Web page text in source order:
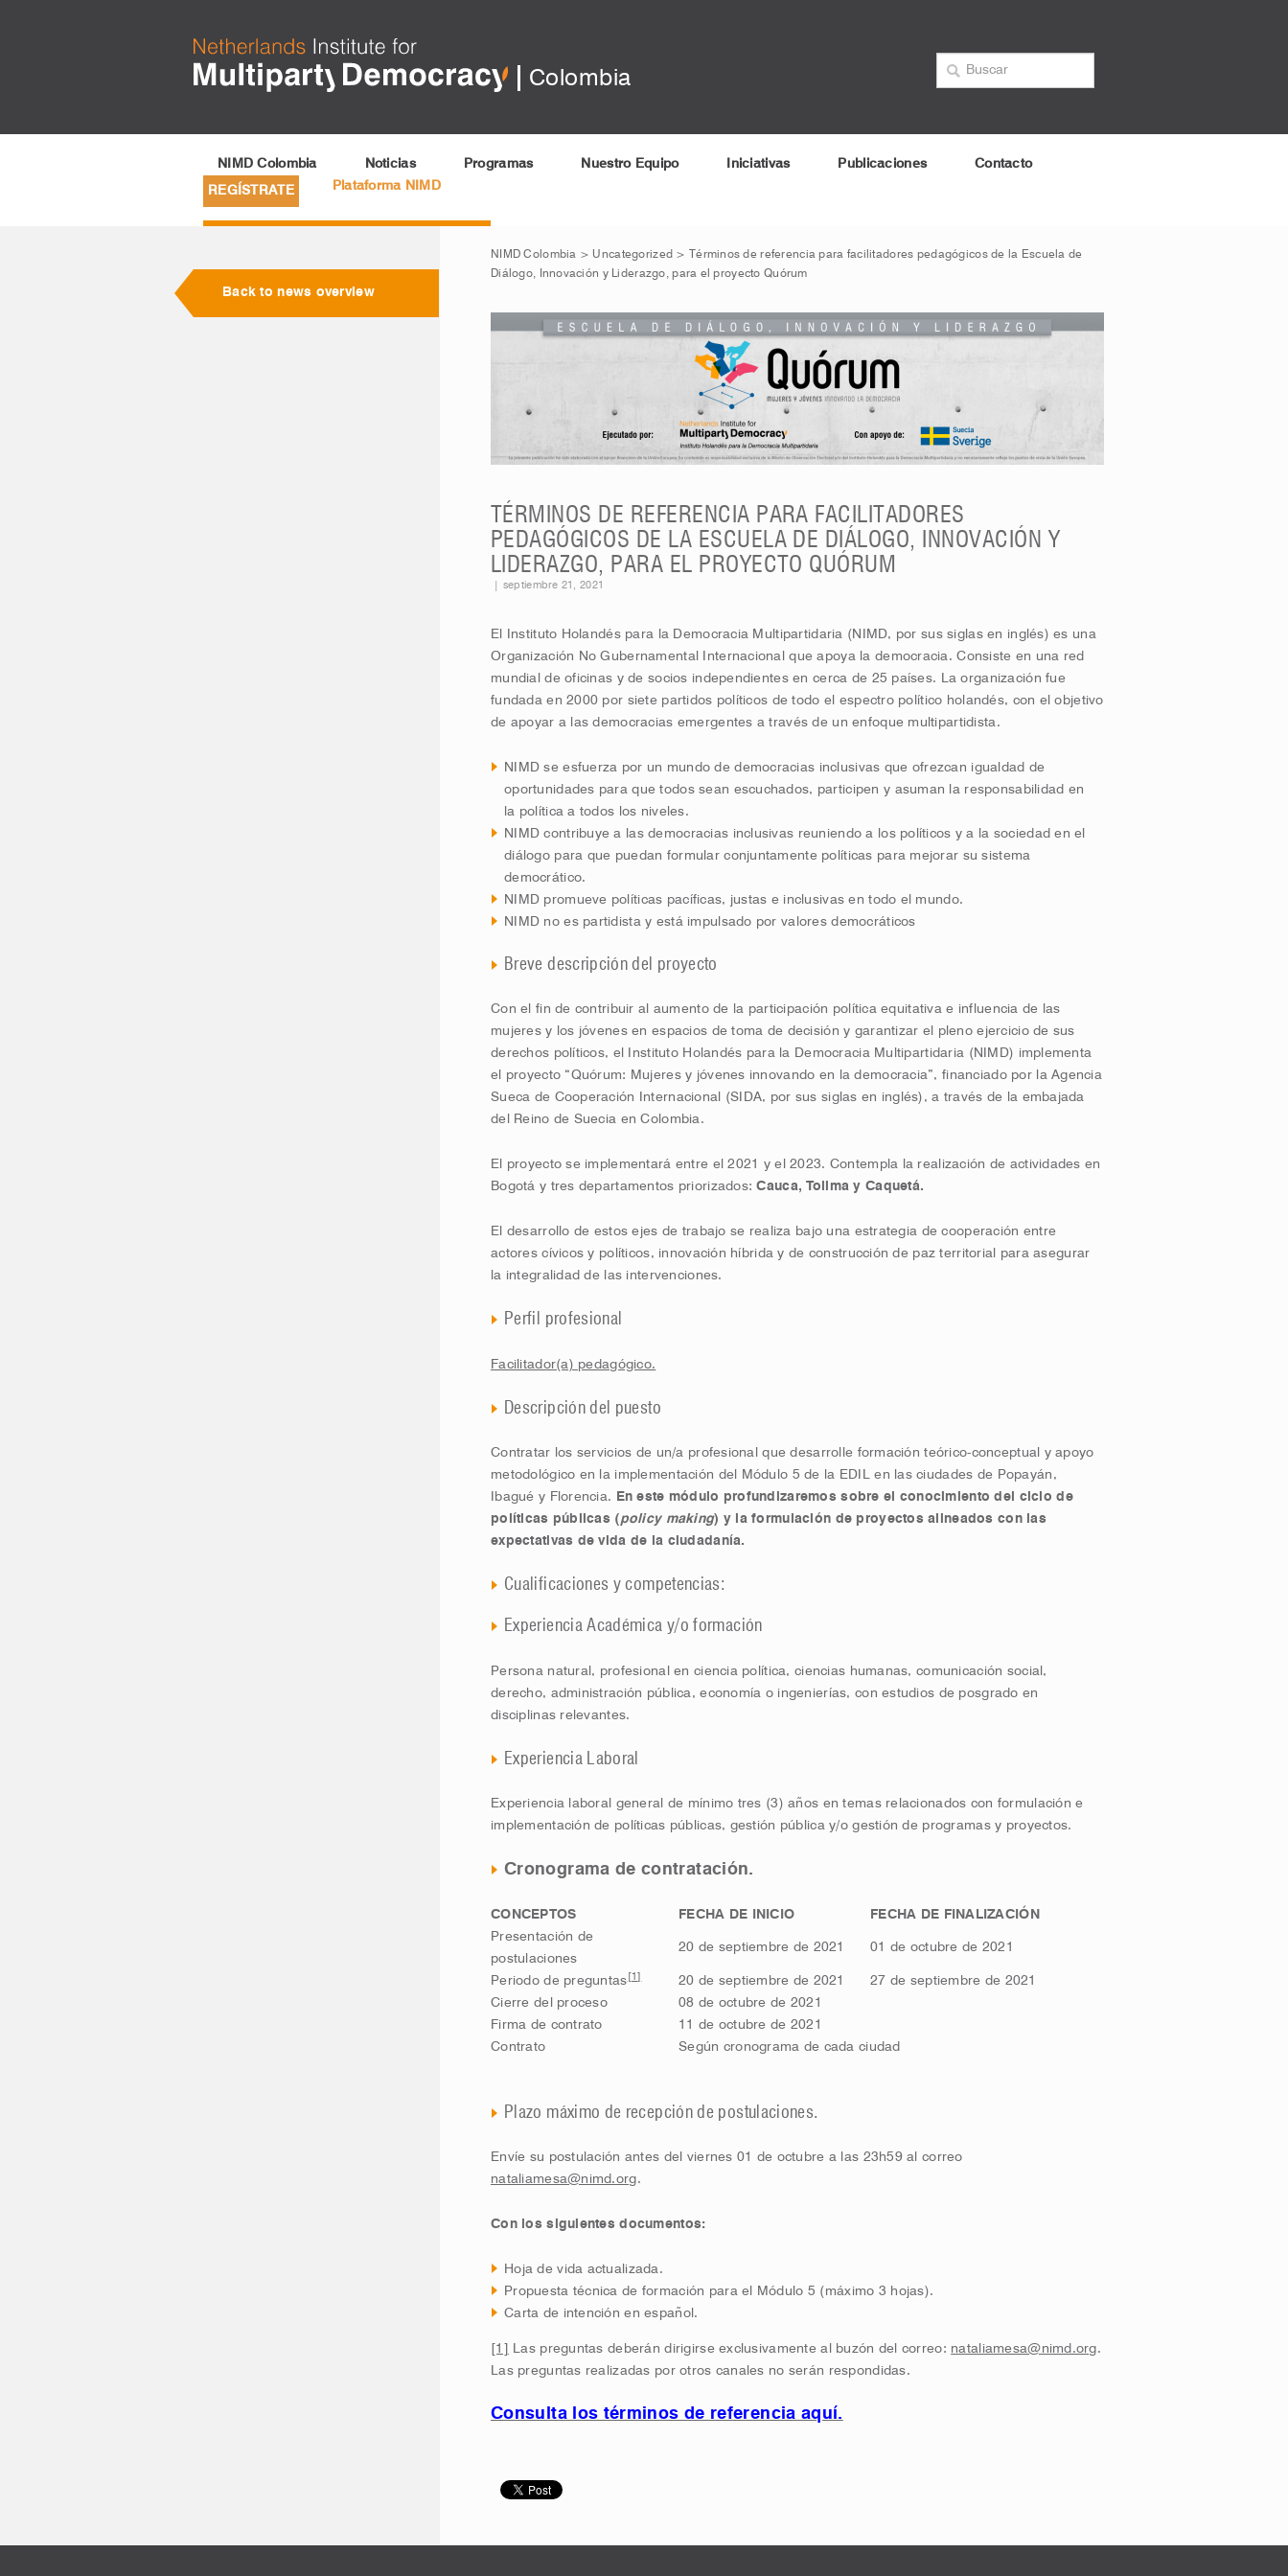
Colombia
NIMD Colombia Noticias Programas Nuestro Equipo Iniciativas Publicaciones
Contacto
REGÍSTRATE
Plataforma NIMD
Back to news overview
NIMD Colombia > Uncategorized >
Términos de referencia para facilitadores pedagógicos de la Escuela de
Diálogo, Innovación y Liderazgo, para el proyecto Quórum
TÉRMINOS DE REFERENCIA PARA FACILITADORES
PEDAGÓGICOS DE LA ESCUELA DE DIÁLOGO, INNOVACIÓN Y
LIDERAZGO, PARA EL PROYECTO QUÓRUM
septiembre 21, 2021
El Instituto Holandés para la Democracia Multipartidaria (NIMD, por sus siglas en inglés) es una
Organización No Gubernamental Internacional que apoya la democracia. Consiste en una red
mundial de oficinas y de socios independientes en cerca de 25 países. La organización fue
fundada en 2000 por siete partidos políticos de todo el espectro político holandés, con el objetivo
de apoyar a las democracias emergentes a través de un enfoque multipartidista.
NIMD se esfuerza por un mundo de democracias inclusivas que ofrezcan igualdad de
oportunidades para que todos sean escuchados, participen y asuman la responsabilidad en
la política a todos los niveles.
NIMD contribuye a las democracias inclusivas reuniendo a los políticos y a la sociedad en el
diálogo para que puedan formular conjuntamente políticas para mejorar su sistema
democrático.
NIMD promueve políticas pacíficas, justas e inclusivas en todo el mundo.
NIMD no es partidista y está impulsado por valores democráticos
Breve descripción del proyecto
Con el fin de contribuir al aumento de la participación política equitativa e influencia de las
mujeres y los jóvenes en espacios de toma de decisión y garantizar el pleno ejercicio de sus
derechos políticos, el Instituto Holandés para la Democracia Multipartidaria (NIMD) implementa
el proyecto “Quórum: Mujeres y jóvenes innovando en la democracia”, financiado por la Agencia
Sueca de Cooperación Internacional (SIDA, por sus siglas en inglés), a través de la embajada
del Reino de Suecia en Colombia.
El proyecto se implementará entre el 2021 y el 2023. Contempla la realización de actividades en
Bogotá y tres departamentos priorizados:Cauca, Tolima y Caquetá.
El desarrollo de estos ejes de trabajo se realiza bajo una estrategia de cooperación entre
actores cívicos y políticos, innovación híbrida y de construcción de paz territorial para asegurar
la integralidad de las intervenciones.
Perfil profesional
Facilitador(a) pedagógico.
Descripción del puesto
Contratar los servicios de un/a profesional que desarrolle formación teórico-conceptual y apoyo
metodológico en la implementación del Módulo 5 de la EDIL en las ciudades de Popayán,
Ibagué y Florencia. En este módulo profundizaremos sobre el conocimiento del ciclo de
políticas públicas (policy making) y la formulación de proyectos alineados con las
expectativas de vida de la ciudadanía.
Cualificaciones y competencias:
Experiencia Académica y/o formación
Persona natural, profesional en ciencia política, ciencias humanas, comunicación social,
derecho, administración pública, economía o ingenierías, con estudios de posgrado en
disciplinas relevantes.
Experiencia Laboral
Experiencia laboral general de mínimo tres (3) años en temas relacionados con formulación e
implementación de políticas públicas, gestión pública y/o gestión de programas y proyectos.
Cronograma de contratación.
CONCEPTOS FECHA DE INICIO
FECHA DE FINALIZACIÓN
Presentación de
postulaciones
20 de septiembre de 2021 01 de octubre de 2021
Periodo de preguntas [1] 20 de septiembre de 2021
27 de septiembre de 2021
Cierre del proceso
08 de octubre de 2021
Firma de contrato
11 de octubre de 2021
Contrato
Según cronograma de cada ciudad
Plazo máximo de recepción de postulaciones.
Envíe su postulación antes del viernes 01 de octubre a las 23h59 al correo
nataliamesa@nimd.org.
Con los siguientes documentos:
Hoja de vida actualizada.
Propuesta técnica de formación para el Módulo 5 (máximo 3 hojas).
Carta de intención en español.
[1] Las preguntas deberán dirigirse exclusivamente al buzón del correo: nataliamesa@nimd.org.
Las preguntas realizadas por otros canales no serán respondidas.
Consulta los términos de referencia aquí.